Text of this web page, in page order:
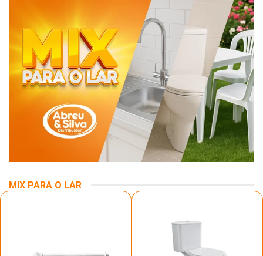
MIX PARA O LAR